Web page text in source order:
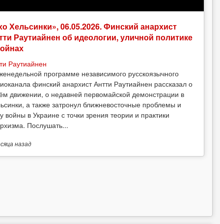
Хельсинки», 06.05.2026. Финский анархист
Раутиайнен об идеологии, уличной политике
Раутиайнен
программе независимого русскоязычного
финский анархист Антти Раутиайнен рассказал о
движении, о недавней первомайской демонстрации в
а также затронул ближневосточные проблемы и
войны в Украине с точки зрения теории и практики
Послушать...
назад